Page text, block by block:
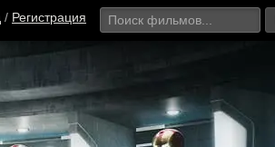
/ Регистрация